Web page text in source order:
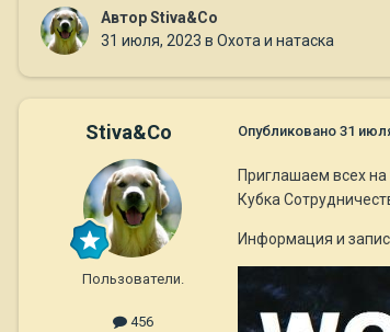
АвторStiva&Co
31 июля, 2023 в Охота и натаска
Stiva&Co
Пользователи.
456
Опубликовано 31
Приглашаем всех на
Кубка
Информация и